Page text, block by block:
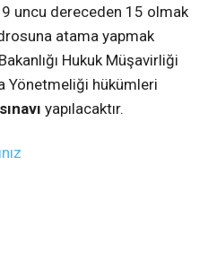
uncu dereceden 15 olmak
atama yapmak
Hukuk Müşavirliği
Yönetmeliği hükümleri
yapılacaktır.